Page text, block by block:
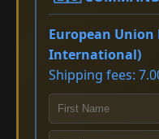
European Union
International)
Shipping fees: